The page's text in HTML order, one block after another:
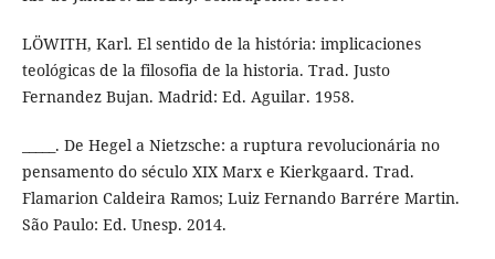
LÖWITH, Karl. El sentido de la história: implicaciones
teológicas de la filosofia de la historia. Trad. Justo
Fernandez Bujan. Madrid: Ed. Aguilar. 1958.
_____. De Hegel a Nietzsche: a ruptura revolucionária no
pensamento do século XIX Marx e Kierkgaard. Trad.
Flamarion Caldeira Ramos; Luiz Fernando Barrére Martin.
São Paulo: Ed. Unesp. 2014.